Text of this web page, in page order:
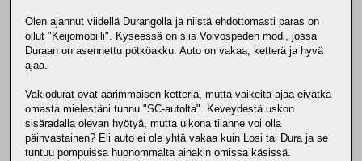
Olen ajannut viidellä Durangolla ja niistä ehdottomasti paras on
ollut "Keijomobiili". Kyseessä on siis Volvospeden modi, jossa
Duraan on asennettu pötköakku. Auto on vakaa, ketterä ja hyvä
ajaa.
Vakiodurat ovat äärimmäisen ketteriä, mutta vaikeita ajaa eivätkä
omasta mielestäni tunnu "SC-autolta". Keveydestä uskon
sisäradalla olevan hyötyä, mutta ulkona tilanne voi olla
päinvastainen? Eli auto ei ole yhtä vakaa kuin Losi tai Dura ja se
tuntuu pompuissa huonommalta ainakin omissa käsissä.